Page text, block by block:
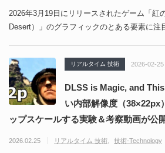
2026年3月19日にリリースされたゲーム「紅
Desert）」のグラフィックのとある要素に注
リアルタイム 技術 2026-02-25
DLSS is Magic, and
い内部解像度（38×22px
ップスケールする実験＆考察動画が公
2026.02.25 リアルタイム 技術 技術-Technology